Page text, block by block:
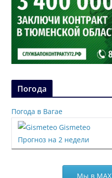
Погода
Погода в Вагае
Gismeteo
Прогноз на 2 недели
Мы в МАХ